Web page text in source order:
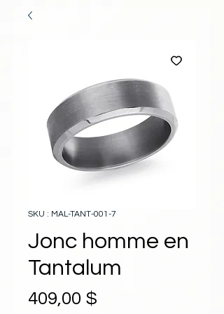
SKU : MAL-TANT-001-7
Jonc homme en
Tantalum
409,00 $